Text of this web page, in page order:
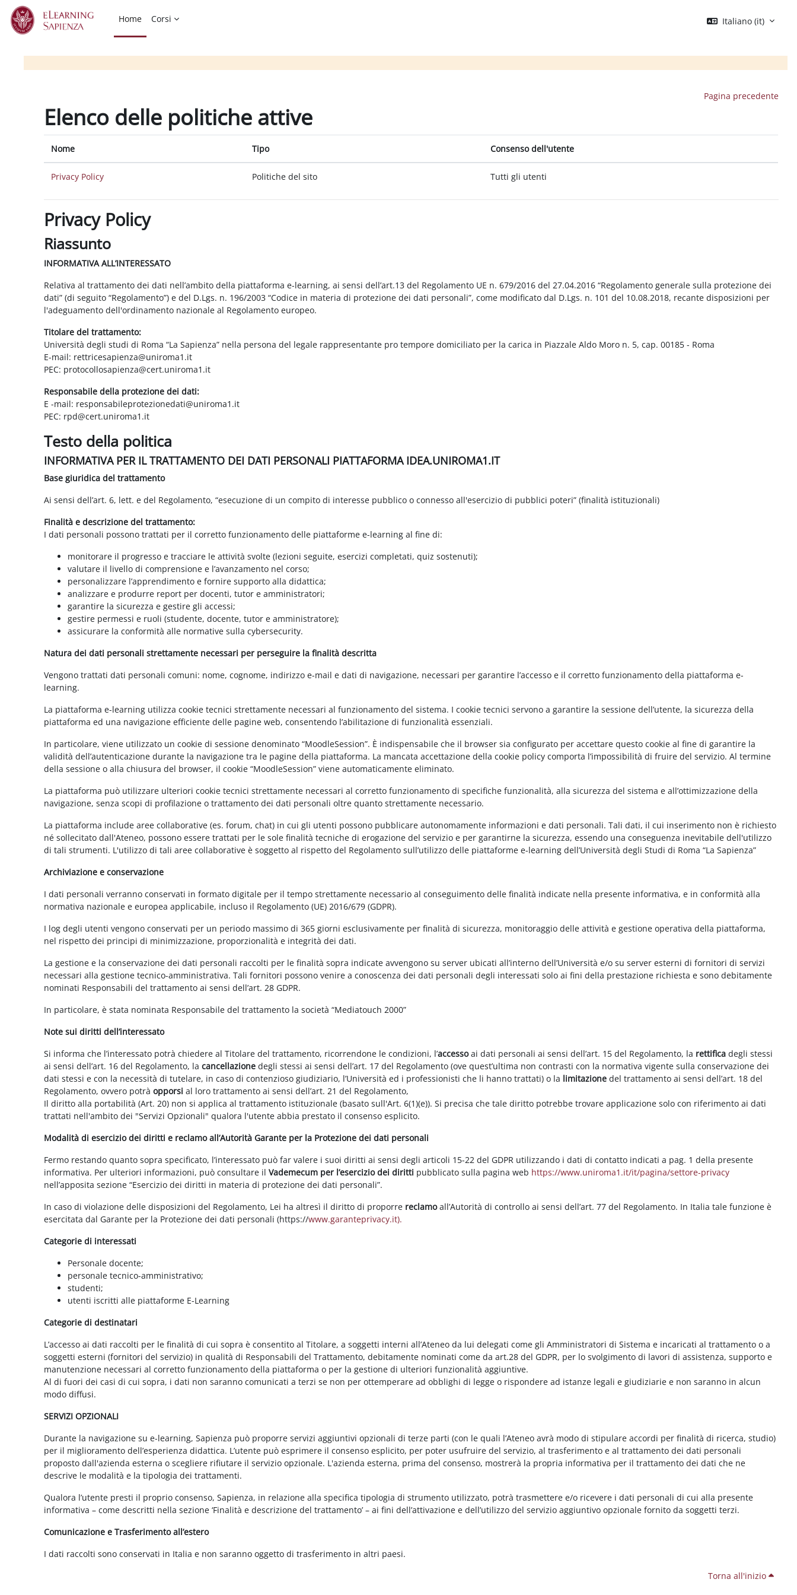
Vai al contenuto principale
Home
Corsi Italiano ‎(it)‎
Pagina precedente
Elenco delle politiche attive
Nome Tipo Consenso dell'utente
Privacy Policy Politiche del sito Tutti gli utenti
Privacy Policy
Riassunto
INFORMATIVA ALL’INTERESSATO
Relativa al trattamento dei dati nell’ambito della piattaforma e-learning, ai sensi dell’art.13 del Regolamento UE n. 679/2016 del 27.04.2016 “Regolamento generale sulla protezione dei
dati” (di seguito “Regolamento”) e del D.Lgs. n. 196/2003 “Codice in materia di protezione dei dati personali”, come modificato dal D.Lgs. n. 101 del 10.08.2018, recante disposizioni per
l'adeguamento dell'ordinamento nazionale al Regolamento europeo.
Titolare del trattamento:
Università degli studi di Roma “La Sapienza” nella persona del legale rappresentante pro tempore domiciliato per la carica in Piazzale Aldo Moro n. 5, cap. 00185 - Roma
E-mail: rettricesapienza@uniroma1.it
PEC: protocollosapienza@cert.uniroma1.it
Responsabile della protezione dei dati:
E -mail: responsabileprotezionedati@uniroma1.it
PEC: rpd@cert.uniroma1.it
Testo della politica
INFORMATIVA PER IL TRATTAMENTO DEI DATI PERSONALI PIATTAFORMA IDEA.UNIROMA1.IT
Base giuridica del trattamento
Ai sensi dell’art. 6, lett. e del Regolamento, “esecuzione di un compito di interesse pubblico o connesso all'esercizio di pubblici poteri” (finalità istituzionali)
Finalità e descrizione del trattamento:
I dati personali possono trattati per il corretto funzionamento delle piattaforme e-learning al fine di:
monitorare il progresso e tracciare le attività svolte (lezioni seguite, esercizi completati, quiz sostenuti);
valutare il livello di comprensione e l’avanzamento nel corso;
personalizzare l’apprendimento e fornire supporto alla didattica;
analizzare e produrre report per docenti, tutor e amministratori;
garantire la sicurezza e gestire gli accessi;
gestire permessi e ruoli (studente, docente, tutor e amministratore);
assicurare la conformità alle normative sulla cybersecurity.
Natura dei dati personali strettamente necessari per perseguire la finalità descritta
Vengono trattati dati personali comuni: nome, cognome, indirizzo e-mail e dati di navigazione, necessari per garantire l’accesso e il corretto funzionamento della piattaforma e-
learning.
La piattaforma e-learning utilizza cookie tecnici strettamente necessari al funzionamento del sistema. I cookie tecnici servono a garantire la sessione dell’utente, la sicurezza della
piattaforma ed una navigazione efficiente delle pagine web, consentendo l’abilitazione di funzionalità essenziali.
In particolare, viene utilizzato un cookie di sessione denominato “MoodleSession”. È indispensabile che il browser sia configurato per accettare questo cookie al fine di garantire la
validità dell’autenticazione durante la navigazione tra le pagine della piattaforma. La mancata accettazione della cookie policy comporta l’impossibilità di fruire del servizio. Al termine
della sessione o alla chiusura del browser, il cookie “MoodleSession” viene automaticamente eliminato.
La piattaforma può utilizzare ulteriori cookie tecnici strettamente necessari al corretto funzionamento di specifiche funzionalità, alla sicurezza del sistema e all’ottimizzazione della
navigazione, senza scopi di profilazione o trattamento dei dati personali oltre quanto strettamente necessario.
La piattaforma include aree collaborative (es. forum, chat) in cui gli utenti possono pubblicare autonomamente informazioni e dati personali. Tali dati, il cui inserimento non è richiesto
né sollecitato dall'Ateneo, possono essere trattati per le sole finalità tecniche di erogazione del servizio e per garantirne la sicurezza, essendo una conseguenza inevitabile dell'utilizzo
di tali strumenti. L'utilizzo di tali aree collaborative è soggetto al rispetto del Regolamento sull’utilizzo delle piattaforme e-learning dell’Università degli Studi di Roma “La Sapienza”
Archiviazione e conservazione
I dati personali verranno conservati in formato digitale per il tempo strettamente necessario al conseguimento delle finalità indicate nella presente informativa, e in conformità alla
normativa nazionale e europea applicabile, incluso il Regolamento (UE) 2016/679 (GDPR).
I log degli utenti vengono conservati per un periodo massimo di 365 giorni esclusivamente per finalità di sicurezza, monitoraggio delle attività e gestione operativa della piattaforma,
nel rispetto dei principi di minimizzazione, proporzionalità e integrità dei dati.
La gestione e la conservazione dei dati personali raccolti per le finalità sopra indicate avvengono su server ubicati all’interno dell’Università e/o su server esterni di fornitori di servizi
necessari alla gestione tecnico-amministrativa. Tali fornitori possono venire a conoscenza dei dati personali degli interessati solo ai fini della prestazione richiesta e sono debitamente
nominati Responsabili del trattamento ai sensi dell’art. 28 GDPR.
In particolare, è stata nominata Responsabile del trattamento la società “Mediatouch 2000”
Note sui diritti dell’interessato
Si informa che l’interessato potrà chiedere al Titolare del trattamento, ricorrendone le condizioni, l’accessoai dati personali ai sensi dell’art. 15 del Regolamento, la rettificadegli stessi
ai sensi dell’art. 16 del Regolamento, lacancellazione degli stessi ai sensi dell’art. 17 del Regolamento (ove quest’ultima non contrasti con la normativa vigente sulla conservazione dei
dati stessi e con la necessità di tutelare, in caso di contenzioso giudiziario, l’Università ed i professionisti che li hanno trattati) o la limitazione del trattamento ai sensi dell’art. 18 del
Regolamento, ovvero potràopporsi al loro trattamento ai sensi dell’art. 21 del Regolamento,
Il diritto alla portabilità (Art. 20) non si applica al trattamento istituzionale (basato sull'Art. 6(1)(e)). Si precisa che tale diritto potrebbe trovare applicazione solo con riferimento ai dati
trattati nell'ambito dei "Servizi Opzionali" qualora l'utente abbia prestato il consenso esplicito.
Modalità di esercizio dei diritti e reclamo all’Autorità Garante per la Protezione dei dati personali
Fermo restando quanto sopra specificato, l’interessato può far valere i suoi diritti ai sensi degli articoli 15-22 del GDPR utilizzando i dati di contatto indicati a pag. 1 della presente
informativa. Per ulteriori informazioni, può consultare ilVademecum per l’esercizio dei diritti pubblicato sulla pagina web https://www.uniroma1.it/it/pagina/settore-privacy
nell’apposita sezione “Esercizio dei diritti in materia di protezione dei dati personali”.
In caso di violazione delle disposizioni del Regolamento, Lei ha altresì il diritto di proporre reclamoall’Autorità di controllo ai sensi dell’art. 77 del Regolamento. In Italia tale funzione è
esercitata dal Garante per la Protezione dei dati personali (https://www.garanteprivacy.it).
Categorie di interessati
Personale docente;
personale tecnico-amministrativo;
studenti;
utenti iscritti alle piattaforme E-Learning
Categorie di destinatari
L’accesso ai dati raccolti per le finalità di cui sopra è consentito al Titolare, a soggetti interni all’Ateneo da lui delegati come gli Amministratori di Sistema e incaricati al trattamento o a
soggetti esterni (fornitori del servizio) in qualità di Responsabili del Trattamento, debitamente nominati come da art.28 del GDPR, per lo svolgimento di lavori di assistenza, supporto e
manutenzione necessari al corretto funzionamento della piattaforma o per la gestione di ulteriori funzionalità aggiuntive.
Al di fuori dei casi di cui sopra, i dati non saranno comunicati a terzi se non per ottemperare ad obblighi di legge o rispondere ad istanze legali e giudiziarie e non saranno in alcun
modo diffusi.
SERVIZI OPZIONALI
Durante la navigazione su e-learning, Sapienza può proporre servizi aggiuntivi opzionali di terze parti (con le quali l’Ateneo avrà modo di stipulare accordi per finalità di ricerca, studio)
per il miglioramento dell’esperienza didattica. L’utente può esprimere il consenso esplicito, per poter usufruire del servizio, al trasferimento e al trattamento dei dati personali
proposto dall'azienda esterna o scegliere rifiutare il servizio opzionale. L'azienda esterna, prima del consenso, mostrerà la propria informativa per il trattamento dei dati che ne
descrive le modalità e la tipologia dei trattamenti.
Qualora l’utente presti il proprio consenso, Sapienza, in relazione alla specifica tipologia di strumento utilizzato, potrà trasmettere e/o ricevere i dati personali di cui alla presente
informativa – come descritti nella sezione ‘Finalità e descrizione del trattamento’ – ai fini dell’attivazione e dell’utilizzo del servizio aggiuntivo opzionale fornito da soggetti terzi.
Comunicazione e Trasferimento all’estero
I dati raccolti sono conservati in Italia e non saranno oggetto di trasferimento in altri paesi.
Torna all'inizio